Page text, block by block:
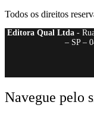
Todos os direitos
Editora Qual Ltda-
– SP –
Navegue pelo